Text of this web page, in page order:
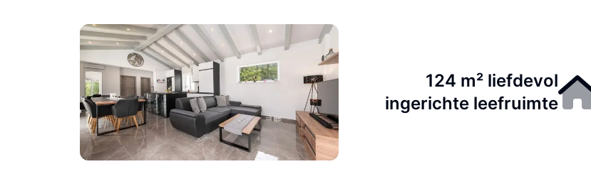
124 m² liefdevol
ingerichte leefruimte